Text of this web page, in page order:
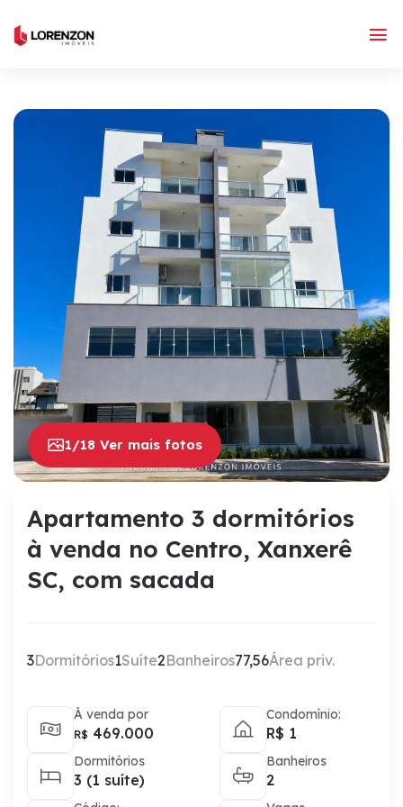
1/18 Ver mais fotos
Apartamento 3 dormitórios
à venda no Centro, Xanxerê
SC, com sacada
3Dormitórios1Suíte2Banheiros77,56Área priv.
À venda por
R$ 469.000
Dormitórios
3 (1 suíte)
Condomínio:
R$ 1
Banheiros
2